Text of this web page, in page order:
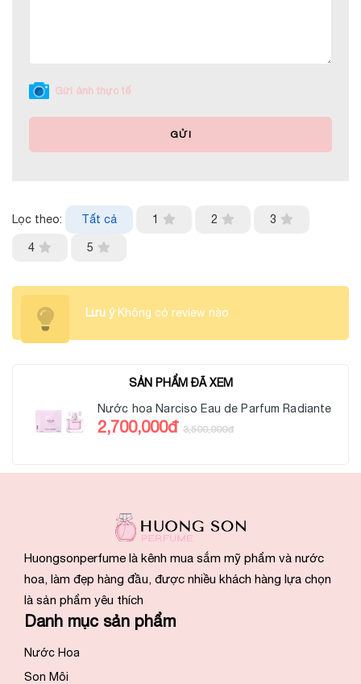
Gửi ảnh thực tế
GỬI
Lọc theo: Tất cả 1 2 3
4 5
Lưu ýKhông có review nào
SẢN PHẨM ĐÃ XEM
Nước hoa Narciso Eau de Parfum Radiante
2,700,000đ 3,500,000đ
Huongsonperfume là kênh mua sắm mỹ phẩm và nước
hoa, làm đẹp hàng đầu, được nhiều khách hàng lựa chọn
là sản phẩm yêu thích
Danh mục sản phẩm
Nước Hoa
Son Môi